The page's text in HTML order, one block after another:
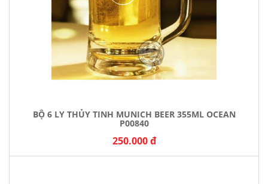
BỘ 6 LY THỦY TINH MUNICH BEER 355ML OCEAN
P00840
250.000 đ